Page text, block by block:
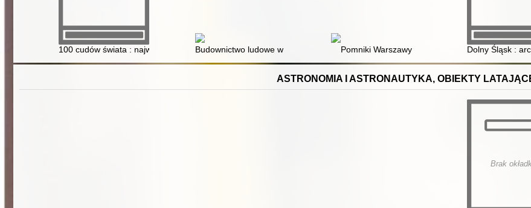
100 cudów świata : najwspanialsze skarby cywilizacji i natury
Budownictwo ludowe w Polsce Pomniki Warszawy Dolny Śląsk :
ASTRONOMIA I ASTRONAUTYKA, OBIEKTY
Brak